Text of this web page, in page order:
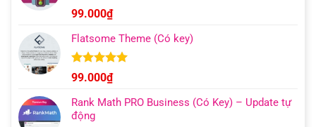
Được xếp
hạng4.96
5 sao
99.000₫
Flatsome Theme (Có key)
Được xếp
hạng 4.95
5 sao
99.000₫
Rank Math PRO Business (Có Key) – Update tự
động